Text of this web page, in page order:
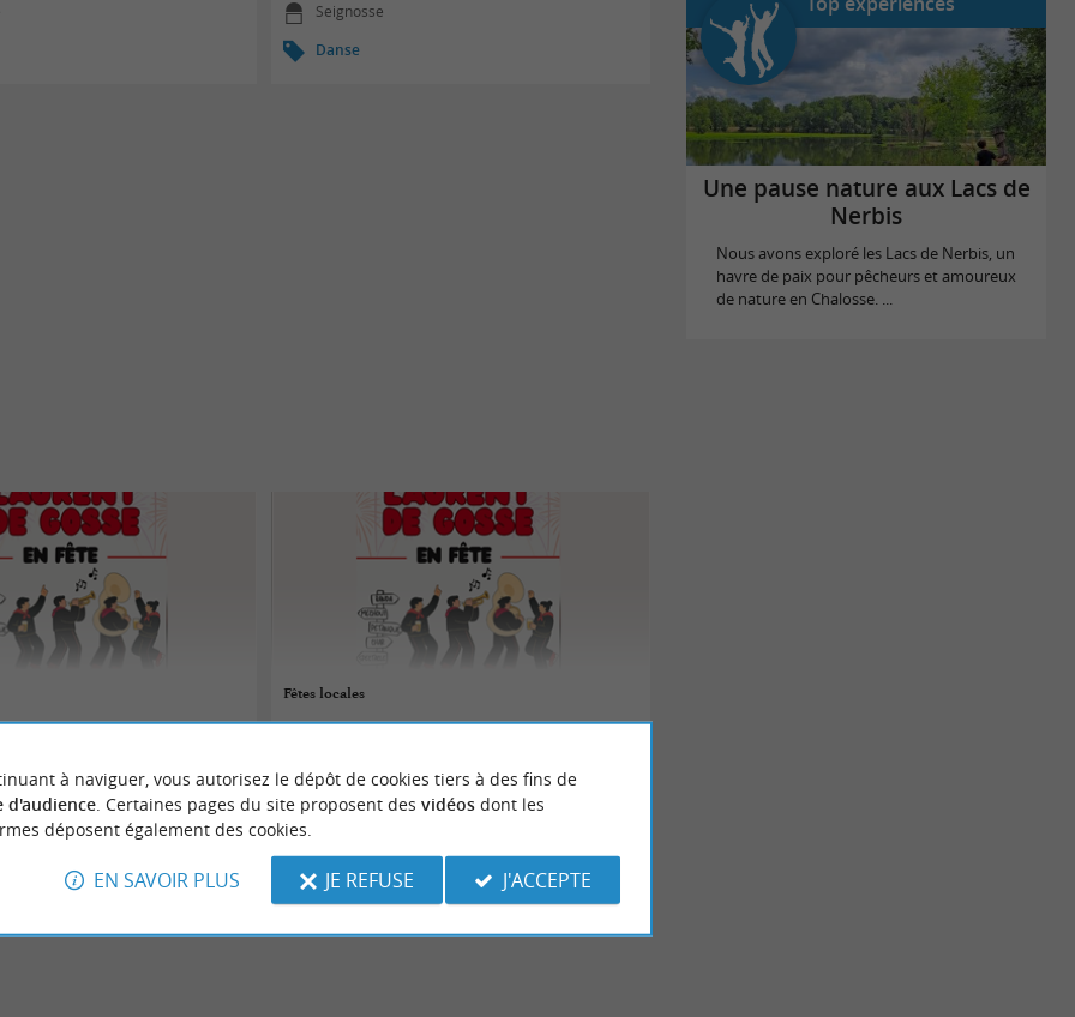
Seignosse
Danse
de-Gosse
Fêtes locales
Saint-Laurent-de-Gosse
Une pause nature aux Lacs de
Nerbis
Nous avons exploré les Lacs de Nerbis, un
havre de paix pour pêcheurs et amoureux
de nature en Chalosse. ...
à naviguer, vous autorisez le dépôt de cookies tiers à des fins de
d'audience. Certaines pages du site proposent des vidéosdont les
déposent également des cookies.
EN SAVOIR PLUS JE REFUSE J'ACCEPTE